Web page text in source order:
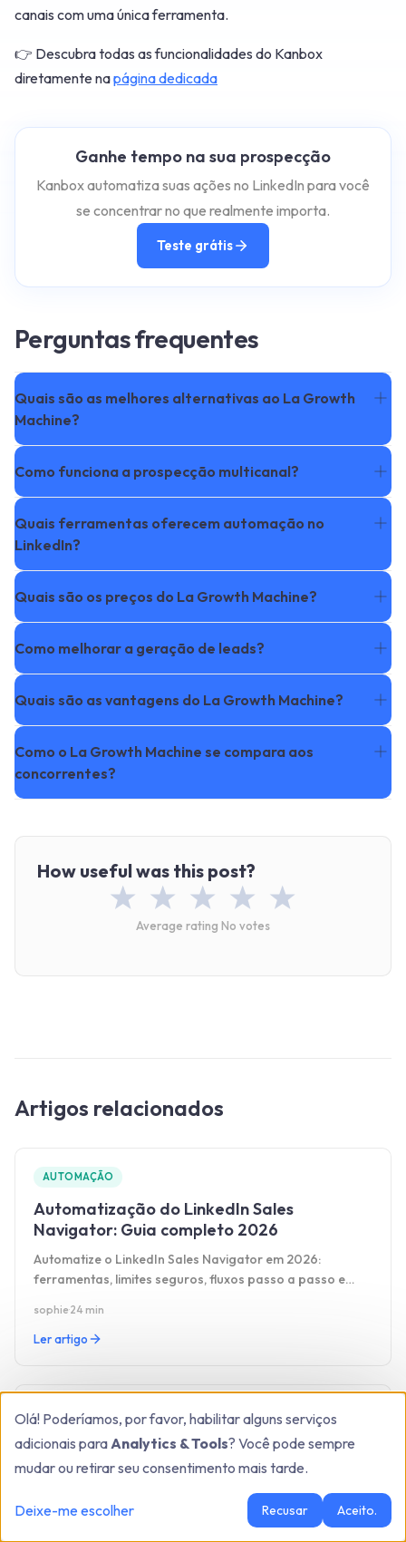
canais com uma única ferramenta.
👉 Descubra todas as funcionalidades do Kanbox
diretamente napágina dedicada
Ganhe tempo na sua prospecção
Kanbox automatiza suas ações no LinkedIn para você
se concentrar no que realmente importa.
Teste grátis
Perguntas frequentes
Quais são as melhores alternativas ao La Growth
Machine?
Como funciona a prospecção multicanal?
Quais ferramentas oferecem automação no
LinkedIn?
Quais são os preços do La Growth Machine?
Como melhorar a geração de leads?
Quais são as vantagens do La Growth Machine?
Como o La Growth Machine se compara aos
concorrentes?
How useful was this post?
Average rating No votes
Artigos relacionados
AUTOMAÇÃO
Automatização do LinkedIn Sales
Navigator: Guia completo 2026
Automatize o LinkedIn Sales Navigator em 2026:
ferramentas, limites seguros, fluxos passo a passo e
sophie·24 min
Ler artigo
AUTOMAÇÃO
Alternativas ao Evaboot (2026)
Alternativas ao Evaboot em 2026: compare as 7
melhores ferramentas de exportação de dados e
automatização LinkedIn com preços e prós e contras.
Olá! Poderíamos, por favor, habilitar alguns serviços
adicionais paraAnalytics & Tools? Você pode sempre
mudar ou retirar seu consentimento mais tarde.
Deixe-me escolher Recusar Aceito.